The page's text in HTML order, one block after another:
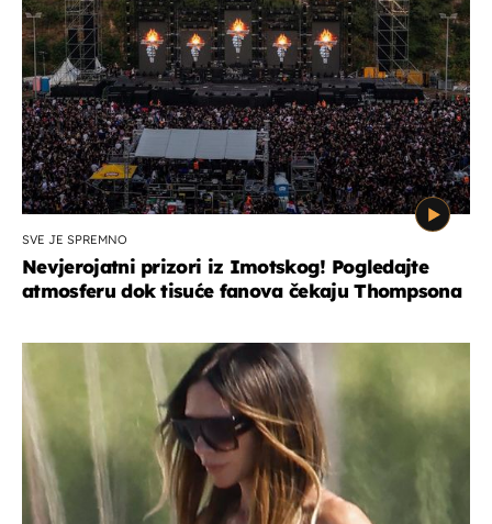
SVE JE SPREMNO
Nevjerojatni prizori iz Imotskog! Pogledajte
atmosferu dok tisuće fanova čekaju Thompsona